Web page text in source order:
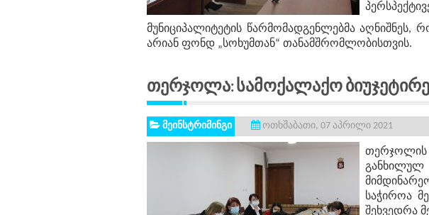
მუნიციპალიტეტის წარმომადგენლებმა
არიან ფონდ „სოხუმთან“ თანამშრომლობისთვის.
Თერჯოლა:
მეინსტრიმინგი ოთხშაბათი, 07 აპრილი 2021
თერჯოლის
განხილულ
საჭიროა
შეხვედრა